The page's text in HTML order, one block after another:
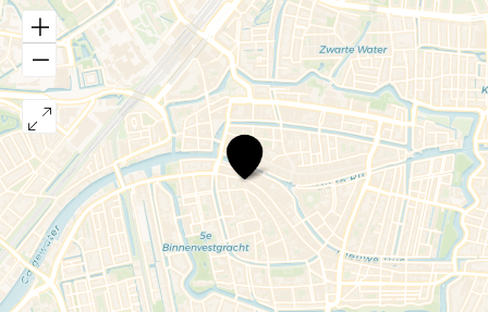
Joshua
Brown
&
Paolo
Giacometti
–
Schumann
&
Brahms